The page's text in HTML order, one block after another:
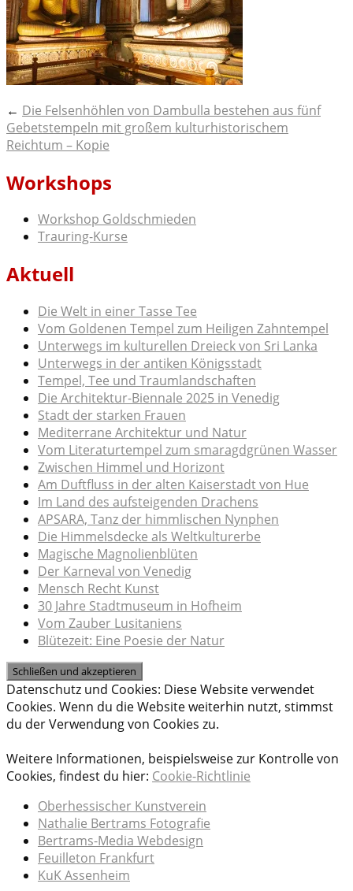
Post
navigation
← Die Felsenhöhlen von Dambulla bestehen aus fünf
Gebetstempeln mit großem kulturhistorischem
Reichtum – Kopie
Workshops
Workshop Goldschmieden
Trauring-Kurse
Aktuell
Die Welt in einer Tasse Tee
Vom Goldenen Tempel zum Heiligen Zahntempel
Unterwegs im kulturellen Dreieck von Sri Lanka
Unterwegs in der antiken Königsstadt
Tempel, Tee und Traumlandschaften
Die Architektur-Biennale 2025 in Venedig
Stadt der starken Frauen
Mediterrane Architektur und Natur
Vom Literaturtempel zum smaragdgrünen Wasser
Zwischen Himmel und Horizont
Am Duftfluss in der alten Kaiserstadt von Hue
Im Land des aufsteigenden Drachens
APSARA, Tanz der himmlischen Nynphen
Die Himmelsdecke als Weltkulturerbe
Magische Magnolienblüten
Der Karneval von Venedig
Mensch Recht Kunst
30 Jahre Stadtmuseum in Hofheim
Vom Zauber Lusitaniens
Blütezeit: Eine Poesie der Natur
Datenschutz und Cookies: Diese Website verwendet
Cookies. Wenn du die Website weiterhin nutzt, stimmst
du der Verwendung von Cookies zu.
Weitere Informationen, beispielsweise zur Kontrolle von
Cookies, findest du hier: Cookie-Richtlinie
Oberhessischer Kunstverein
Nathalie Bertrams Fotografie
Bertrams-Media Webdesign
Feuilleton Frankfurt
KuK Assenheim